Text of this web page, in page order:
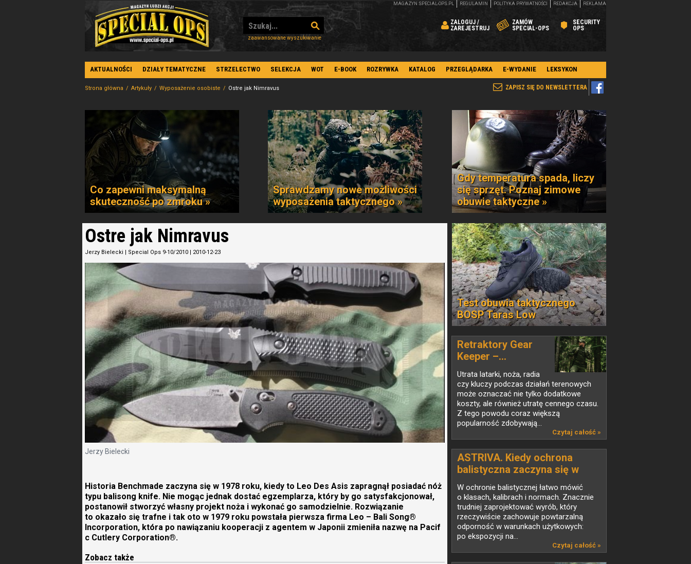
zaawansowane wyszukiwanie
ZALOGUJ /
ZAREJESTRUJ
ZAMÓW
SPECIAL-OPS
SECURITY
OPS
MAGAZYN SPECIAL-OPS.PL REGULAMIN POLITYKA PRYWATNOŚCI REDAKCJA REKLAMA
AKTUALNOŚCI DZIAŁY TEMATYCZNE STRZELECTWO SELEKCJA WOT E-BOOK ROZRYWKA KATALOG PRZEGLĄDARKA E-WYDANIE LEKSYKON
ZAPISZ SIĘ DO NEWSLETTERA
Strona główna Artykuły Wyposażenie osobiste Ostre jak Nimravus
Co zapewni maksymalną
skuteczność po zmroku »
Sprawdzamy nowe możliwości
wyposażenia taktycznego »
Gdy temperatura spada, liczy
się sprzęt. Poznaj zimowe
obuwie taktyczne »
Ostre jak Nimravus
Jerzy Bielecki | Special Ops 9-10/2010 | 2010-12-23
Jerzy Bielecki
Historia Benchmade zaczyna się w 1978 roku, kiedy to Leo Des Asis zapragnął posiadać nóż
typu balisong knife. Nie mogąc jednak dostać egzemplarza, który by go satysfakcjonował,
postanowił stworzyć własny projekt noża i wykonać go samodzielnie. Rozwiązanie
to okazało się trafne i tak oto w 1979 roku powstała pierwsza firma Leo – Bali Song®
Incorporation, która po nawiązaniu kooperacji z agentem w Japonii zmieniła nazwę na Pacif
c Cutlery Corporation®.
Zobacz także
Test obuwia taktycznego
BOSP Taras Low
Retraktory Gear
Keeper –...
Utrata latarki, noża, radia
czy kluczy podczas działań terenowych
może oznaczać nie tylko dodatkowe
koszty, ale również utratę cennego czasu.
Z tego powodu coraz większą
popularność zdobywają...
Czytaj całość »
ASTRIVA. Kiedy ochrona
balistyczna zaczyna się w
laboratorium
W ochronie balistycznej łatwo mówić
o klasach, kalibrach i normach. Znacznie
trudniej zaprojektować wyrób, który
rzeczywiście zachowuje powtarzalną
odporność w warunkach użytkowych:
po ekspozycji na...
Czytaj całość »